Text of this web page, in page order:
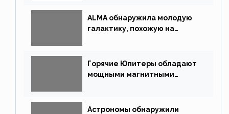
ALMA обнаружила молодую
галактику, похожую на
Горячие Юпитеры обладают
мощными магнитными
Астрономы обнаружили